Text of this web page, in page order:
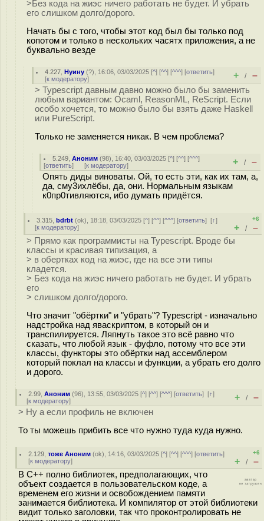
>Без кода на жиэс ничего работать не будет. И убрать
его слишком долго/дорого.
Начать бы с того, чтобы этот код был бы только под
копотом и только в нескольких часятх приложения, а не
буквально везде
4.227 ,Нуину (?), 16:06, 03/03/2025 [^] [^^] [^^^] [ответить]
[к модератору] + / –
> Typescript давным давно можно было бы заменить
любым вариантом: Ocaml, ReasonML, ReScript. Если
особо хочется, то можно было бы взять даже Haskell
или PureScript.
Только не заменяется никак. В чем проблема?
5.249 ,Аноним (98), 16:40, 03/03/2025 [^] [^^] [^^^]
[ответить] [к модератору] + / –
Опять диды виноваты. Ой, то есть эти, как их там, а,
да, сму3ихлёбы, да, они. Нормальным языкам
к0пр0тивляются, ибо думать придётся.
3.315 ,bdrbt (ok), 18:18, 03/03/2025 [^] [^^] [^^^] [ответить][↑]
[к модератору]
+6
+ / –
> Прямо как программисты на Typescript. Вроде бы
классы и красивая типизация, а
> в обертках код на жиэс, где на все эти типы
кладется.
> Без кода на жиэс ничего работать не будет. И убрать
его
> слишком долго/дорого.
Что значит "обёртки" и "убрать"? Typescript - изначально
надстройка над яваскриптом, в который он и
транспилируется. Ляпнуть такое это всё равно что
сказать, что любой язык - фуфло, потому что все эти
классы, функторы это обёртки над ассемблером
который поклал на классы и функции, а убрать его долго
и дорого.
2.99 ,Аноним (96), 13:55, 03/03/2025 [^] [^^] [^^^] [ответить][↑]
[к модератору] + / –
> Ну а если профиль не включен
То ты можешь прибить все что нужно туда куда нужно.
2.129 ,тоже Аноним (ok), 14:16, 03/03/2025 [^] [^^] [^^^] [ответить]
[к модератору]
+6
+ / –
В С++ полно библиотек, предполагающих, что
объект создается в пользовательском коде, а
временем его жизни и освобождением памяти
занимается библиотека. И компилятор от этой библиотеки
видит только заголовки, так что проконтролировать не